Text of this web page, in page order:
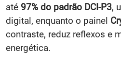
até 97% do padrão DCI-P3,
digital, enquanto o painel
contraste, reduz reflexos e
energética.